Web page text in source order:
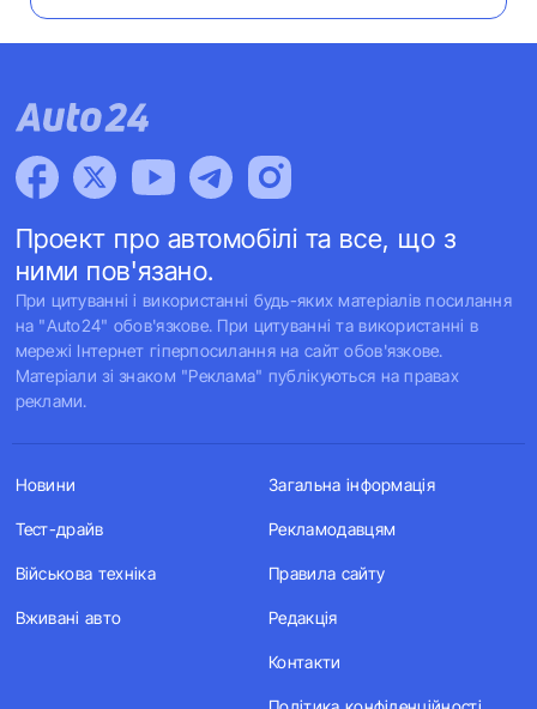
Проект про автомобілі та все, що з
ними пов'язано.
При цитуванні і використанні будь-яких матеріалів посилання
на "Auto24" обов'язкове. При цитуванні та використанні в
мережі Інтернет гіперпосилання на сайт обов'язкове.
Матеріали зі знаком "Реклама" публікуються на правах
реклами.
Новини
Тест-драйв
Військова техніка
Вживані авто
Загальна інформація
Рекламодавцям
Правила сайту
Редакція
Контакти